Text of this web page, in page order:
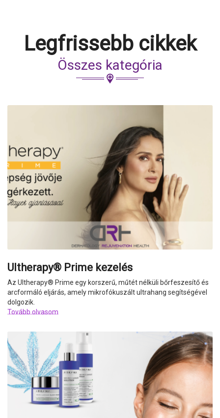
Legfrissebb cikkek
Összes kategória
Ultherapy® Prime kezelés
Az Ultherapy® Prime egy korszerű, műtét nélküli bőrfeszesítő és
arcformáló eljárás, amely mikrofókuszált ultrahang segítségével
dolgozik.
Tovább olvasom